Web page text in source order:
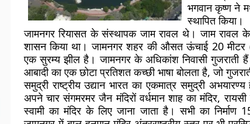
भगवान कृष्ण ने
स्थापित किया।
जामनगर रियासत के संस्थापक जाम रावल थे। जाम रावल
शासन किया था। जामनगर शहर की औसत ऊंचाई 20
एक सुरम्य झील है। जामनगर के अधिकांश निवासी गुजराती
आबादी का एक छोटा प्रतिशत कच्छी भाषा बोलता है, जो
समुद्री राष्ट्रीय उद्यान भारत का एकमात्र समुद्री
अपने चार संगमरमर जैन मंदिरों वर्धमान शाह का मंदिर,
स्वामी का मंदिर के लिए जाना जाता है। सभी का